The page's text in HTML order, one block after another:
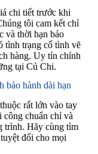
chi tiết trước khi
tôi cam kết chỉ
và thời hạn bảo
tình trạng cố tình vẽ
hàng. Uy tín chính
tại Củ Chi.
bảo hành dài hạn
rất lớn vào tay
công chuẩn chỉ và
trình. Hãy cùng tìm
đối cho mọi